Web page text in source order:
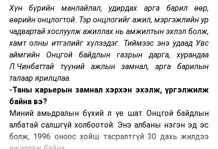
барилгажуулахаар төсөлд шалгараад байгаа юм.
НИЙСЛЭЛИЙН ОРОН СУУЦНЫ ДЭД БҮТЦИЙН
ГАЗАР
ДАРААХ МЭДЭЭ
Угаарын хийн дуудлага өмнөх хоёр жилээс буурчээ
ӨМНӨХ МЭДЭЭ
Улаанбаатар хотын 2040 он хүртэлх хөгжлийн ерөнхий
төлөвлөгөөг хэлэлцлээ
Хүн бүрийн манлайлал, удирдах арга барил өөр,
өөрийн онцлогтой. Тэр онцлогийг ажил, мэргэжлийн ур
чадвартай хослуулж ажиллах нь амжилтын эхлэл болж,
хамт олны итгэлийг хүлээдэг. Тиймээс энэ удаад Увс
аймгийн Онцгой байдлын газрын дарга, хурандаа
Л.Чинбаттай түүний ажлын замнал, арга барилын
талаар ярилцлаа.
-Таны карьерын замнал хэрхэн эхэлж, үргэлжилж
байна вэ?
Миний амьдралын бүхий л үе шат Онцгой байдлын
албатай салшгүй холбоотой. Энэ албаны нэгэн эд эс
болж, 1996 оноос хойш тасралтгүй 30 дахь жилдээ